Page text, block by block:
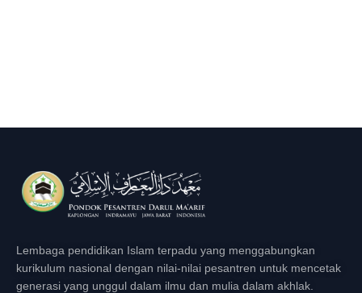
Lembaga pendidikan Islam terpadu yang menggabungkan
kurikulum nasional dengan nilai-nilai pesantren untuk mencetak
generasi yang unggul dalam ilmu dan mulia dalam akhlak.